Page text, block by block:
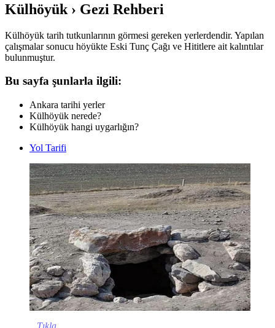
Külhöyük › Gezi Rehberi
Külhöyük tarih tutkunlarının görmesi gereken yerlerdendir. Yapılan
çalışmalar sonucu höyükte Eski Tunç Çağı ve Hititlere ait kalıntılar
bulunmuştur.
Bu sayfa şunlarla ilgili:
Ankara tarihi yerler
Külhöyük nerede?
Külhöyük hangi uygarlığın?
Yol Tarifi